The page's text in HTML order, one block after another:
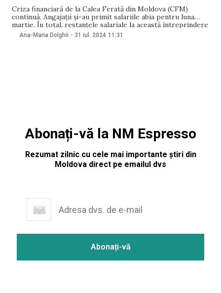
Criza financiară de la Calea Ferată din Moldova (CFM)
continuă. Angajaţii şi-au primit salariile abia pentru luna
martie. În total, restanţele salariale la această întreprindere
depăşesc 130 de milioane de lei. Precizarea a fost făcută de
ministrul Infrastructurii și Dezvoltării Regionale, Andrei
Ana-Maria Dolghii - 31 iul. 2024 11:31
Abonați-vă la NM Espresso
Rezumat zilnic cu cele mai importante știri din
Moldova direct pe emailul dvs